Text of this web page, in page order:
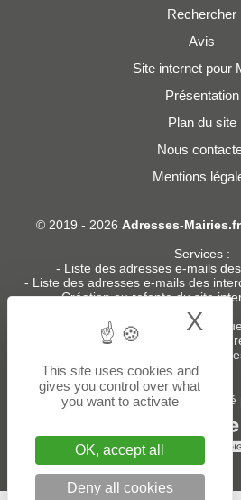
Rechercher
Avis
Site internet pour
Présentation
Plan du site
Nous
Mentions
© 2019 - 2026Adresses-Mairies.fr
Services :
- Liste des adresses e-mails
- Liste des adresses e-mails des
-Création ou refonte du site
Sites partenaires:
bureaux.boites-lettres.fr
Un service édité
This site uses cookies and
gives you control over what
you want to activate
OK, accept all
Deny all cookies
X